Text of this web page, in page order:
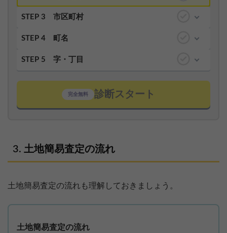
STEP 3 市区町村
STEP 4 町名
STEP 5 字・丁目
完全無料 診断スタート
土地簡易査定の流れ
土地簡易査定の流れも理解しておきましょう。
土地簡易査定の流れ